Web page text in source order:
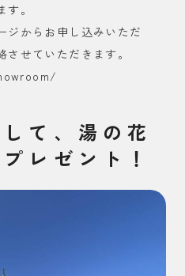
。
ジからお申し込みいただ
せていただきます。
て、湯の花
レゼント！